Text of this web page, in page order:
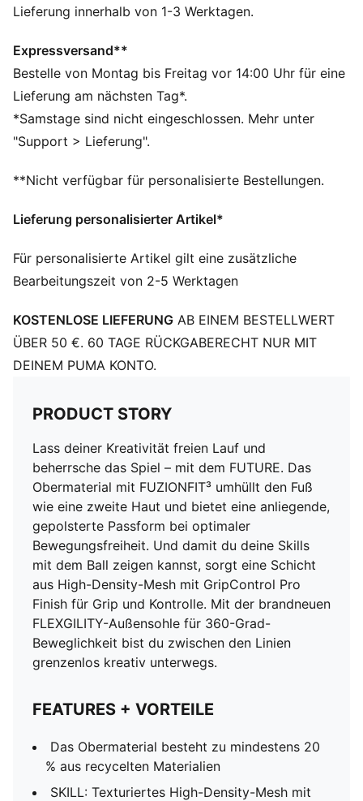
Außensohle für 360-Grad-Beweglichkeit bist du
FEATURES + VORTEILE
Das Obermaterial besteht zu mindestens 20 % aus
recycelten Materialien
SKILL: Texturiertes High-Density-Mesh mit GripControl
Pro Finish für den nötigen Grip und die Ballkontrolle,
um Chancen herauszuspielen und mühelos zu
PASSFORM: PWRTAPE im Mittelfußbereich für
für noch mehr Dehnbarkeit und Anpassungsfähigkeit
berücksichtigt die Größe und den Spann von
weiblichen Füßen und sorgt für eine perfekte Passform
Leichte, herausnehmbare Einlegesohle mit NanoGrip
Technologie
Mit oder ohne Schnürsenkel
kreisförmigen Stollenanordnung für schnelle
Drehungen und agile 360-Grad-Bewegungen
konzipiert, um den Gegner auszumanövrieren
Reguläre bis breite Passform
FG: Geeignet für Spiele auf festen Naturplätzen
Lieferung innerhalb von 1-3 Werktagen.
Expressversand**
Bestelle von Montag bis Freitag vor 14:00 Uhr für eine
Lieferung am nächsten Tag*.
*Samstage sind nicht eingeschlossen. Mehr unter
"Support > Lieferung".
**Nicht verfügbar für personalisierte Bestellungen.
Lieferung personalisierter Artikel*
Für personalisierte Artikel gilt eine zusätzliche
Bearbeitungszeit von 2-5 Werktagen
KOSTENLOSE LIEFERUNG AB EINEM BESTELLWERT
ÜBER 50 €. 60 TAGE RÜCKGABERECHT NUR MIT
DEINEM PUMA KONTO.
PRODUCT STORY
Lass deiner Kreativität freien Lauf und
beherrsche das Spiel – mit dem FUTURE. Das
Obermaterial mit FUZIONFIT³ umhüllt den Fuß
wie eine zweite Haut und bietet eine anliegende,
gepolsterte Passform bei optimaler
Bewegungsfreiheit. Und damit du deine Skills
mit dem Ball zeigen kannst, sorgt eine Schicht
aus High-Density-Mesh mit GripControl Pro
Finish für Grip und Kontrolle. Mit der brandneuen
FLEXGILITY-Außensohle für 360-Grad-
Beweglichkeit bist du zwischen den Linien
grenzenlos kreativ unterwegs.
FEATURES + VORTEILE
Das Obermaterial besteht zu mindestens 20
% aus recycelten Materialien
SKILL: Texturiertes High-Density-Mesh mit